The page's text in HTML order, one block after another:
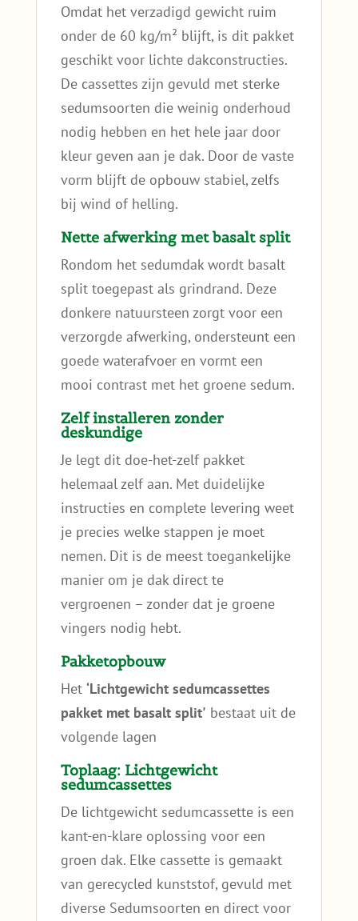
Omdat het verzadigd gewicht ruim
onder de 60 kg/m² blijft, is dit pakket
geschikt voor lichte dakconstructies.
De cassettes zijn gevuld met sterke
sedumsoorten die weinig onderhoud
nodig hebben en het hele jaar door
kleur geven aan je dak. Door de vaste
vorm blijft de opbouw stabiel, zelfs
bij wind of helling.
Nette afwerking met basalt split
Rondom het sedumdak wordt basalt
split toegepast als grindrand. Deze
donkere natuursteen zorgt voor een
verzorgde afwerking, ondersteunt een
goede waterafvoer en vormt een
mooi contrast met het groene sedum.
Zelf installeren zonder
deskundige
Je legt dit doe-het-zelf pakket
helemaal zelf aan. Met duidelijke
instructies en complete levering weet
je precies welke stappen je moet
nemen. Dit is de meest toegankelijke
manier om je dak direct te
vergroenen – zonder dat je groene
vingers nodig hebt.
Pakketopbouw
Het ‘Lichtgewicht sedumcassettes
pakket met basalt split' bestaat uit de
volgende lagen
Toplaag: Lichtgewicht
sedumcassettes
De lichtgewicht sedumcassette is een
kant-en-klare oplossing voor een
groen dak. Elke cassette is gemaakt
van gerecycled kunststof, gevuld met
diverse Sedumsoorten en direct voor